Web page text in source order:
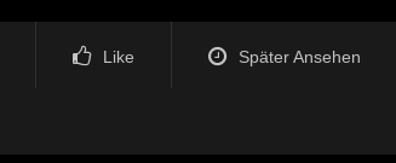
Like Später Ansehen